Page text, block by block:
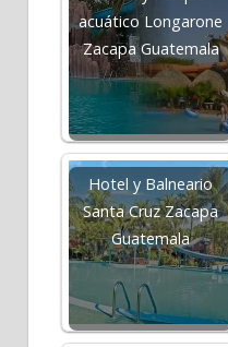
acuático Longarone
Zacapa Guatemala
Hotel y Balneario
Santa Cruz Zacapa
Guatemala